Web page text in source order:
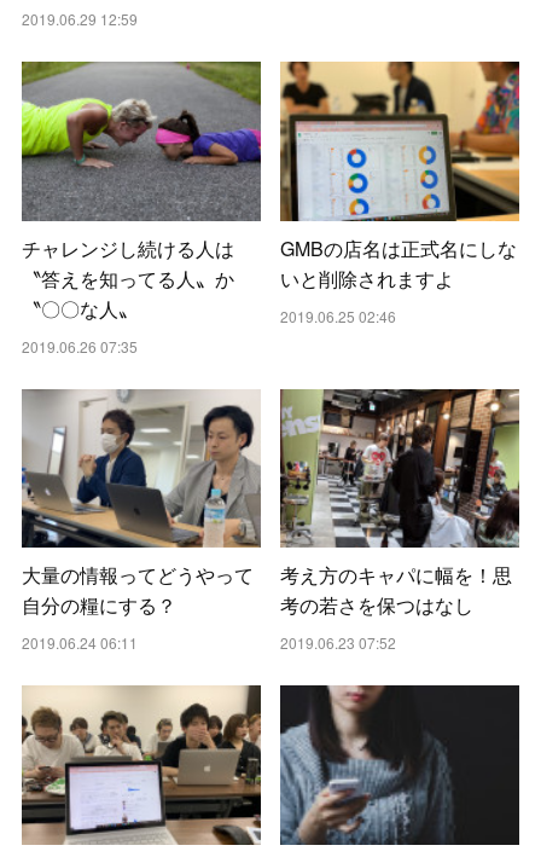
2019.06.29 12:59
チャレンジし続ける人は
〝答えを知ってる人〟か
〝〇〇な人〟
2019.06.26 07:35
GMBの店名は正式名にしな
いと削除されますよ
2019.06.25 02:46
大量の情報ってどうやって
自分の糧にする？
2019.06.24 06:11
考え方のキャパに幅を！思
考の若さを保つはなし
2019.06.23 07:52